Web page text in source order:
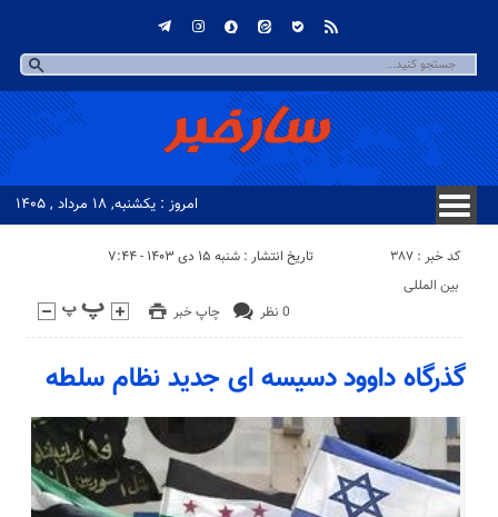
امروز : یکشنبه, ۱۸ مرداد , ۱۴۰۵
کد خبر : 387 تاریخ انتشار : شنبه ۱۵ دی ۱۴۰۳ - ۷:۴۴
چاپ خبر 0 نظر
بین المللی
گذرگاه داوود دسیسه ای جدید نظام سلطه